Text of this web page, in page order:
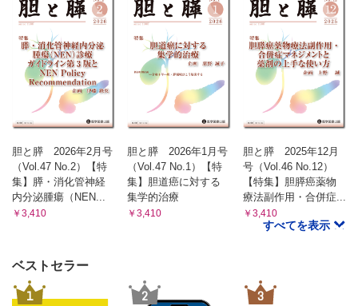
胆と膵 2026年2月号
（Vol.47 No.2）【特
集】膵・消化管神経
内分泌腫瘍（NEN...
￥3,410
胆と膵 2026年1月号
（Vol.47 No.1）【特
集】胆道癌に対する
集学的治療
￥3,410
胆と膵 2025年12月
号（Vol.46 No.12）
【特集】胆膵癌薬物
療法副作用・合併症...
￥3,410
すべてを表示
ベストセラー
1 2 3